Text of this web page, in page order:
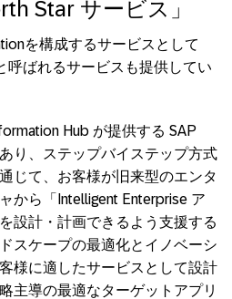
Star サービス」
を構成するサービスとして
呼ばれるサービスも提供してい
Hub が提供する SAP
り、ステップバイステップ方式
じて、お客様が旧来型のエンタ
から「Intelligent Enterprise ア
設計・計画できるよう支援する
スケープの最適化とイノベーシ
様に適したサービスとして設計
主導の最適なターゲットアプリ